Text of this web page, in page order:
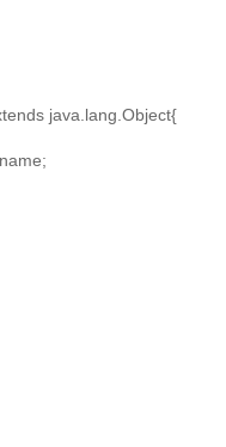
java.lang.Object{